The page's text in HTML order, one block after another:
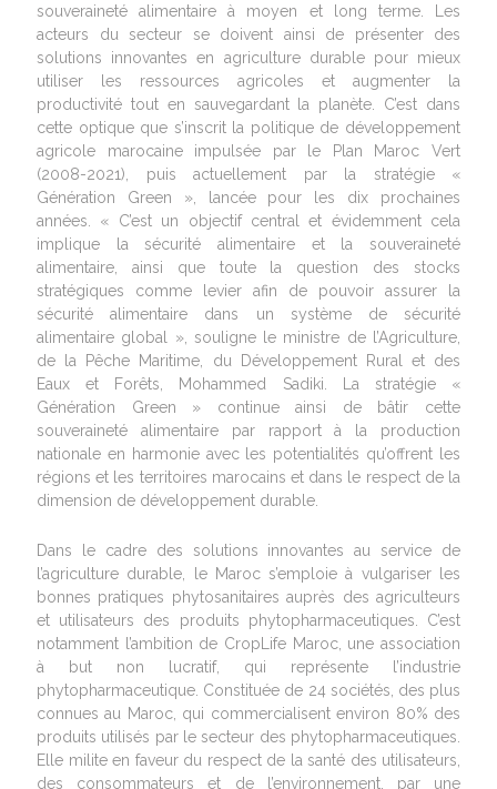
souveraineté alimentaire à moyen et long terme. Les
acteurs du secteur se doivent ainsi de présenter des
solutions innovantes en agriculture durable pour mieux
utiliser les ressources agricoles et augmenter la
productivité tout en sauvegardant la planète. C’est dans
cette optique que s’inscrit la politique de développement
agricole marocaine impulsée par le Plan Maroc Vert
(2008-2021), puis actuellement par la stratégie «
Génération Green », lancée pour les dix prochaines
années. « C’est un objectif central et évidemment cela
implique la sécurité alimentaire et la souveraineté
alimentaire, ainsi que toute la question des stocks
stratégiques comme levier afin de pouvoir assurer la
sécurité alimentaire dans un système de sécurité
alimentaire global », souligne le ministre de l’Agriculture,
de la Pêche Maritime, du Développement Rural et des
Eaux et Forêts, Mohammed Sadiki. La stratégie «
Génération Green » continue ainsi de bâtir cette
souveraineté alimentaire par rapport à la production
nationale en harmonie avec les potentialités qu’offrent les
régions et les territoires marocains et dans le respect de la
dimension de développement durable.
Dans le cadre des solutions innovantes au service de
l’agriculture durable, le Maroc s’emploie à vulgariser les
bonnes pratiques phytosanitaires auprès des agriculteurs
et utilisateurs des produits phytopharmaceutiques. C’est
notamment l’ambition de CropLife Maroc, une association
à but non lucratif, qui représente l’industrie
phytopharmaceutique. Constituée de 24 sociétés, des plus
connues au Maroc, qui commercialisent environ 80% des
produits utilisés par le secteur des phytopharmaceutiques.
Elle milite en faveur du respect de la santé des utilisateurs,
des consommateurs et de l’environnement, par une